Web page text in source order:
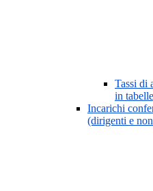
Tassi di
in
Incarichi
(dirigenti e